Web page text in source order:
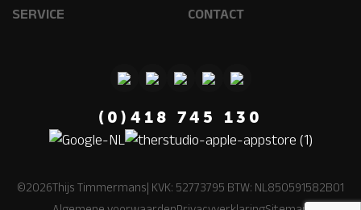
SERVICE CONTACT
(0)418 745 130
©2026Thijs Timmermans| KVK: 52773795 BTW: NL850591582B01